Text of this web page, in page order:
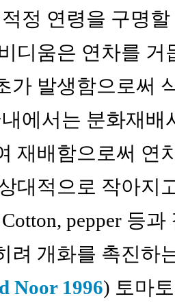
정 연령을 구명
디움은 연차를
가 발생함으로써
에서는 분화재
재배함으로써 연
대적으로 작아지
pepper 등
려 개화를 촉진하
Noor 1996) 토마